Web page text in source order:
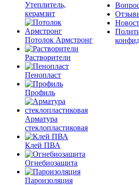
Утеплитель,
керамзит
Потолок Армстронг
Растворители
Пенопласт
Профиль
Арматура
стеклопластиковая
Клей ПВА
Огнебиозащита
Пароизоляция